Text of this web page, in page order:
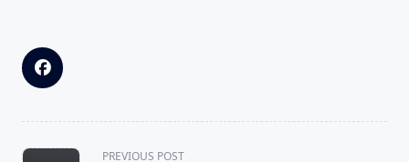
<span
PREVIOUS POST